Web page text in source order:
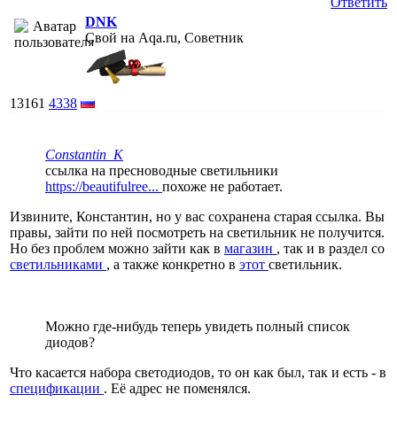
DNK
Свой на Aqa.ru, Советник
13161 4338
Constantin_K
ссылка на пресноводные светильники
https://beautifulree... похоже не работает.
Извините, Константин, но у вас сохранена старая ссылка. Вы
правы, зайти по ней посмотреть на светильник не получится.
Но без проблем можно зайти как в магазин , так и в раздел со
светильниками , а также конкретно в этот светильник.
Можно где-нибудь теперь увидеть полный список
диодов?
Что касается набора светодиодов, то он как был, так и есть - в
спецификации . Её адрес не поменялся.